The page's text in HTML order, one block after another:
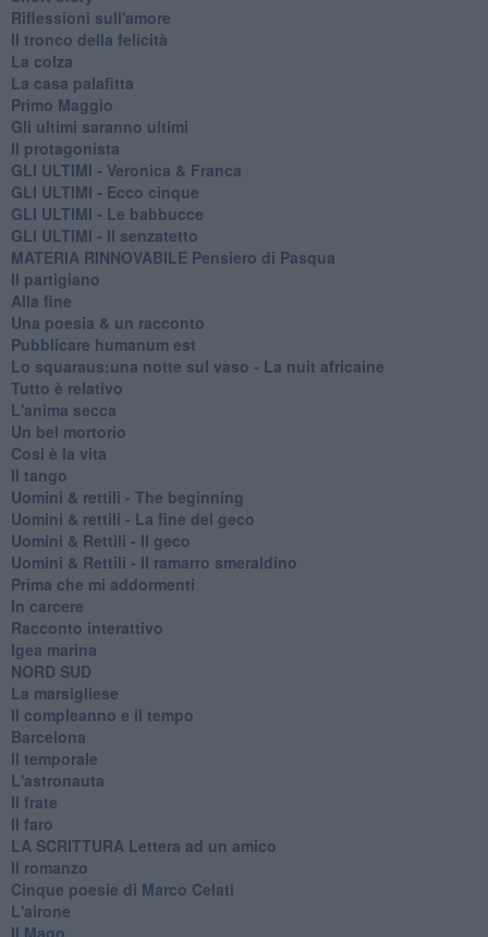
Riflessioni sull'amore
Il tronco della felicità
La colza
La casa palafitta
Primo Maggio
Gli ultimi saranno ultimi
Il protagonista
GLI ULTIMI - Veronica & Franca
GLI ULTIMI - Ecco cinque
GLI ULTIMI - Le babbucce
GLI ULTIMI - Il senzatetto
MATERIA RINNOVABILE Pensiero di Pasqua
Il partigiano
Alla fine
Una poesia & un racconto
Pubblicare humanum est
Lo squaraus:una notte sul vaso - La nuit africaine
Tutto è relativo
L'anima secca
Un bel mortorio
Cosi è la vita
Il tango
​Uomini & rettili - The beginning
​Uomini & rettili - La fine del geco
Uomini & Rettili - Il geco
Uomini & Rettili - Il ramarro smeraldino
Prima che mi addormenti
In carcere
Racconto interattivo
Igea marina
​NORD SUD
La marsigliese
Il compleanno e il tempo
Barcelona
Il temporale
L'astronauta
Il frate
Il faro
​LA SCRITTURA Lettera ad un amico
Il romanzo
Cinque poesie di Marco Celati
L'airone
Il Mago